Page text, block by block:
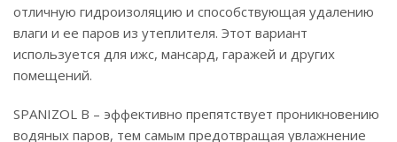
отличную гидроизоляцию и способствующая удалению
влаги и ее паров из утеплителя. Этот вариант
используется для ижс, мансард, гаражей и других
помещений.
SPANIZOL В – эффективно препятствует проникновению
водяных паров, тем самым предотвращая увлажнение